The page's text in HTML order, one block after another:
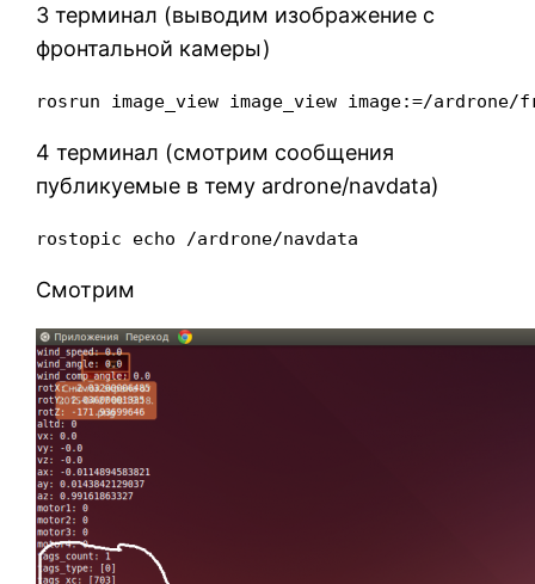
3 терминал (выводим изображение с
фронтальной камеры)
rosrun image_view image_view image:=/ardrone/
4 терминал (смотрим сообщения
публикуемые в тему ardrone/navdata)
rostopic echo /ardrone/navdata
Смотрим